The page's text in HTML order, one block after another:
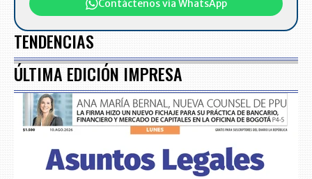
Contáctenos vía WhatsApp
TENDENCIAS
ÚLTIMA EDICIÓN IMPRESA